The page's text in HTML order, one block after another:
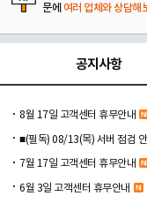
문에 여러 업체와 상담해
공지사항
8월 17일 고객센터 휴무안내
■(필독) 08/13(목) 서버 점검
7월 17일 고객센터 휴무안내
6월 3일 고객센터 휴무안내